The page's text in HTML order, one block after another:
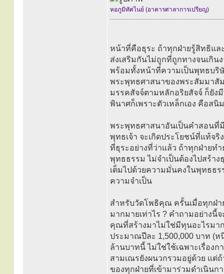
หอภูมิทัศไนย์ (อาคารศาลาการเปรียญ)
............................................................................
หน้าที่คือธุระ ถ้าทุกฝ่ายรู้สิทธิแล
ส่งเสริมกันไม่ถูกที่ถูกทางจนเกิน
พร้อมทั้งหน้าที่ความเป็นพุทธบริ
พระพุทธศาสนาของพระสัมมาสั
มรรคสัจจ์ตามหลักอริยสัจจ์ ก็ยัง
พินาศก็เพราะตัวเหล็กเอง คือสนิ
พระพุทธศาสนาอันเป็นคำสอนที่
พุทธเจ้า จะเกิดประโยชน์ที่แท้จ
ที่ธุระอย่างที่ว่าแล้ว ถ้าทุกฝ่ายท
พุทธธรรม ไม่จำเป็นต้องไปสร้า
เต็มไปด้วยความมั่นคงในพุทธธร
ความจำเป็น
สำหรับวัดโพธิคุณ ครั้นเมื่อทุกฝ่า
มากมายเท่าไร ? คำถามอย่างนี้
คุณที่สร้างมาไม่ใช่มีทุนอะไรมา
ประมาณปีละ 1,500,000 บาท (ห
ล้านบาทนี้ ไม่ใช่ใช้เฉพาะเรื่อง
สามเณรยังผนวกรวมอยู่ด้วย แต่
ของทุกฝ่ายที่เข้ามาร่วมดำเนิน